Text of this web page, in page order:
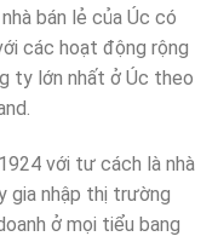
bán lẻ của Úc có
các hoạt động rộng
ty lớn nhất ở Úc theo
với tư cách là nhà
gia nhập thị trường
ở mọi tiểu bang